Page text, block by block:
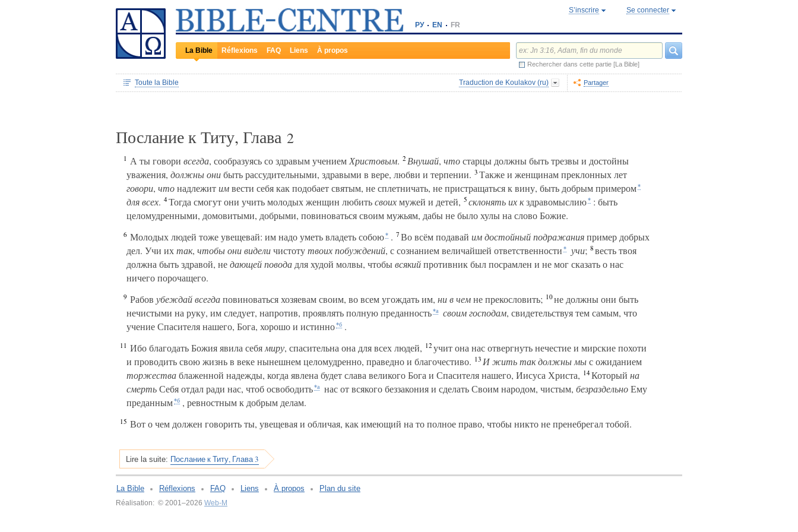
РУ EN FR
S’inscrire Se connecter
La Bible Réflexions FAQ Liens À propos
Rechercher dans cette partie [La Bible]
Toute la Bible Traduction de Koulakov (ru) Partager
Послание к Титу, Глава 2
1 А ты говори всегда, сообразуясь со здравым учением Христовым. 2 Внушай, чтостарцы должны быть трезвы и достойны
уважения, должны онибыть рассудительными, здравыми в вере, любви и терпении. 3Также и женщинам преклонных лет
говори, чтонадлежитимвести себя как подобает святым, не сплетничать, не пристращаться к вину, быть добрым примером*
для всех. 4Тогда смогут они учить молодых женщин любитьсвоихмужей и детей, 5 склонять их кздравомыслию* : быть
целомудренными, домовитыми, добрыми, повиноваться своим мужьям, дабы не было хулы на слово Божие.
6 Молодых людей тоже увещевай: им надо уметь владеть собою* . 7Во всём подавай им достойный подражанияпример добрых
дел. Учи ихтак, чтобы они виделичистотутвоих побуждений, с сознанием величайшей ответственности * учи; 8весть твоя
должна быть здравой, недающей повода для худой молвы, чтобывсякийпротивник был посрамлен и не мог сказать о нас
ничего порочащего.
9 Рабов убеждай всегдаповиноваться хозяевам своим, во всем угождать им, ни в чемне прекословить; 10не должны они быть
нечистыми на руку, им следует, напротив, проявлять полную преданность*а своим господам, свидетельствуя тем самым, что
учение Спасителя нашего, Бога, хорошо и истинно*б .
11 Ибо благодать Божия явила себя миру, спасительна она для всех людей, 12учит она нас отвергнуть нечестие и мирские похоти
и проводить свою жизнь в веке нынешнем целомудренно, праведно и благочестиво. 13 И жить так должны мыс ожиданием
торжестваблаженной надежды, когда явлена будет слава великого Бога и Спасителя нашего, Иисуса Христа, 14Который на
смертьСебя отдал ради нас, чтоб освободить*а нас от всякого беззакония и сделать Своим народом, чистым, безраздельноЕму
преданным*б , ревностным к добрым делам.
15 Вот о чем должен говорить ты, увещевая и обличая, как имеющий на то полное право, чтобы никто не пренебрегал тобой.
Lire la suite: Послание к Титу, Глава 3
La Bible Réflexions FAQ Liens À propos Plan du site
Réalisation: © 2001–2026 Web-M